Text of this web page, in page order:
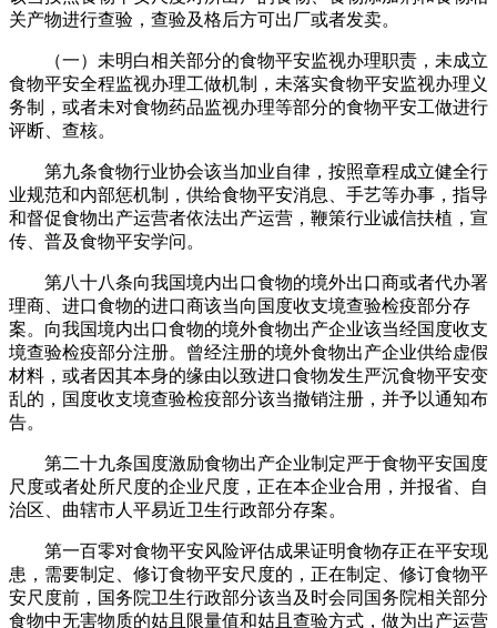
关产物进行查验，查验及格后方可出厂或者发卖。
（一）未明白相关部分的食物平安监视办理职责，未成立
食物平安全程监视办理工做机制，未落实食物平安监视办理义
务制，或者未对食物药品监视办理等部分的食物平安工做进行
评断、查核。
第九条食物行业协会该当加业自律，按照章程成立健全行
业规范和内部惩机制，供给食物平安消息、手艺等办事，指导
和督促食物出产运营者依法出产运营，鞭策行业诚信扶植，宣
传、普及食物平安学问。
第八十八条向我国境内出口食物的境外出口商或者代办署
理商、进口食物的进口商该当向国度收支境查验检疫部分存
案。向我国境内出口食物的境外食物出产企业该当经国度收支
境查验检疫部分注册。曾经注册的境外食物出产企业供给虚假
材料，或者因其本身的缘由以致进口食物发生严沉食物平安变
乱的，国度收支境查验检疫部分该当撤销注册，并予以通知布
告。
第二十九条国度激励食物出产企业制定严于食物平安国度
尺度或者处所尺度的企业尺度，正在本企业合用，并报省、自
治区、曲辖市人平易近卫生行政部分存案。
第一百零对食物平安风险评估成果证明食物存正在平安现
患，需要制定、修订食物平安尺度的，正在制定、修订食物平
安尺度前，国务院卫生行政部分该当及时会同国务院相关部分
食物中无害物质的姑且限量值和姑且查验方式，做为出产运营